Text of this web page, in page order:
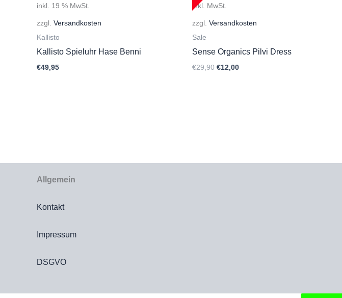
inkl. 19 % MwSt.
zzgl. Versandkosten
Kallisto
Kallisto Spieluhr Hase Benni
€49,95
inkl. MwSt.
zzgl. Versandkosten
Sale
Sense Organics Pilvi Dress
€29,90 Ursprünglicher
€12,00Aktueller
Allgemein
Kontakt
Impressum
DSGVO